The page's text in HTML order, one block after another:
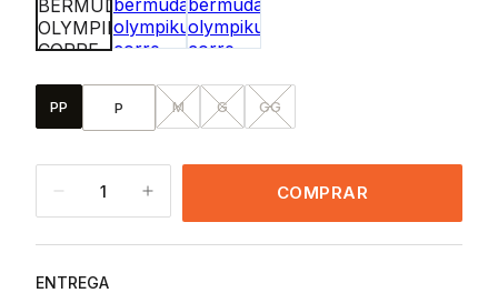
PP P M G GG
1 COMPRAR
ENTREGA